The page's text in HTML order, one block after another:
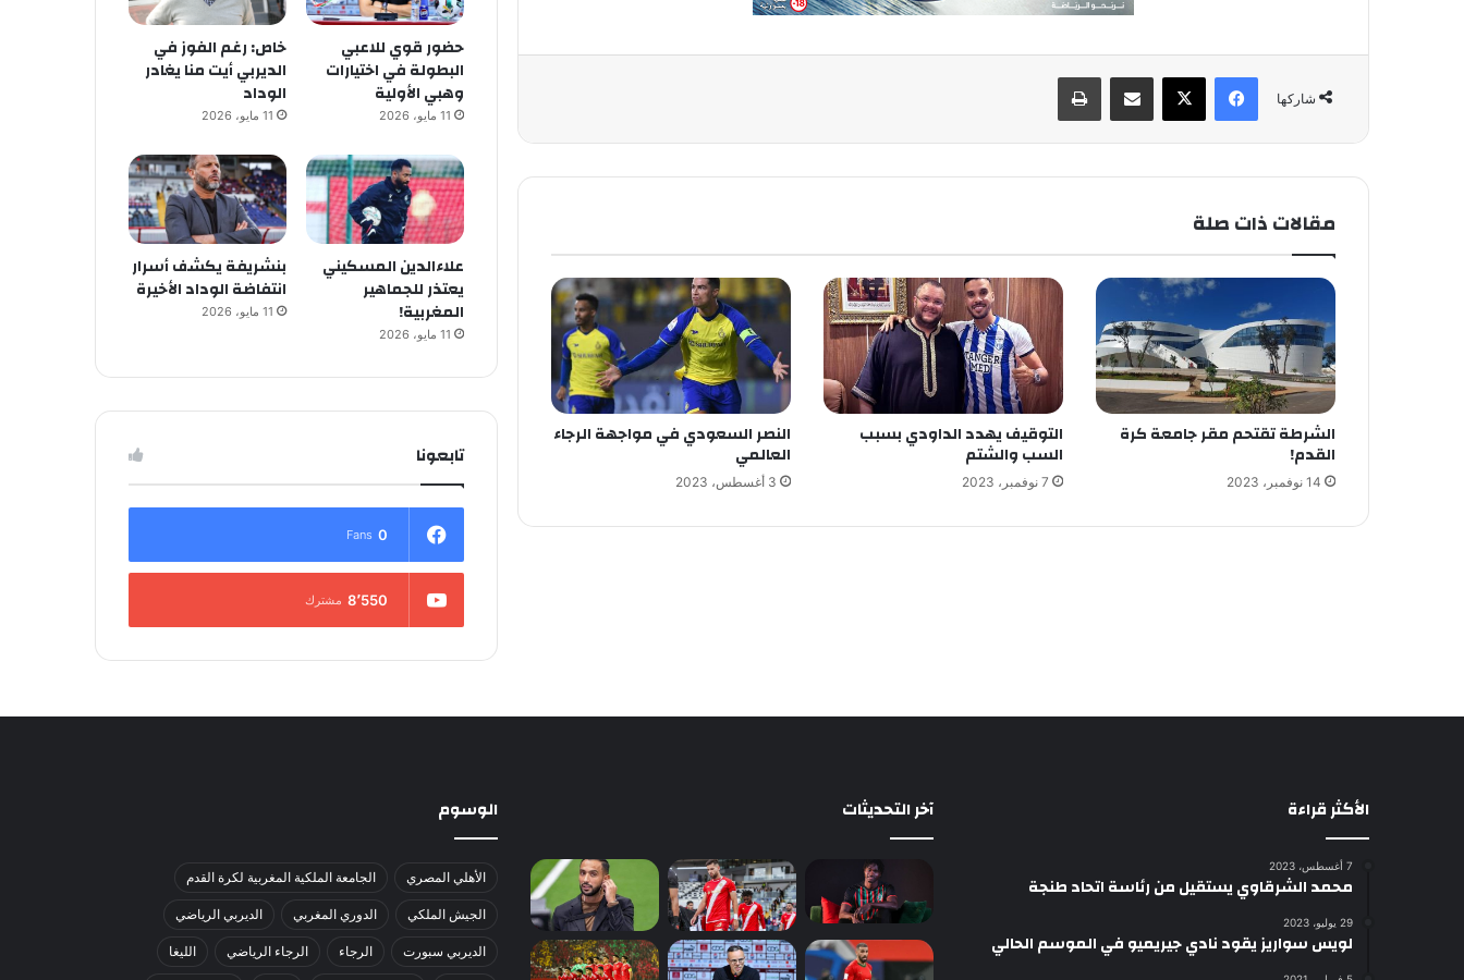
شاركها
فيسبوك
مقالات ذات صلة
الشرطة تقتحم مقر جامعة كرة
القدم!
14 نوفمبر، 2023
التوقيف يهدد الداودي بسبب
السب والشتم
7 نوفمبر، 2023
النصر السعودي في مواجهة الرجاء
العالمي
3 أغسطس، 2023
حضور قوي للاعبي
البطولة في اختيارات
وهبي الأولية
11 مايو، 2026
خاص: رغم الفوز في
الديربي أيت منا يغادر
الوداد
11 مايو، 2026
علاءالدين المسكيني
يعتذر للجماهير
المغربية!
11 مايو، 2026
بنشريفة يكشف أسرار
انتفاضة الوداد الأخيرة
11 مايو، 2026
تابعونا
0
Fans
8٬550 مشترك
الأكثر قراءة
7 أغسطس، 2023
محمد الشرقاوي يستقيل من رئاسة اتحاد طنجة
29 يوليو، 2023
لويس سواريز يقود نادي جيريميو في الموسم الحالي
آخر التحديثات الوسوم
الأهلي المصري الجامعة الملكية المغربية لكرة القدم
الجيش الملكي الدوري المغربي الديربي الرياضي
الديربي سبورت الرجاء الرجاء الرياضي الليغا